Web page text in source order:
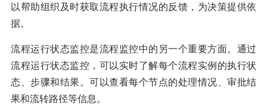
以帮助组织及时获取流程执行情况的反馈，为决策提供依
据。
流程运行状态监控是流程监控中的另一个重要方面。通过
流程运行状态监控，可以实时了解每个流程实例的执行状
态、步骤和结果。可以查看每个节点的处理情况、审批结
果和流转路径等信息。